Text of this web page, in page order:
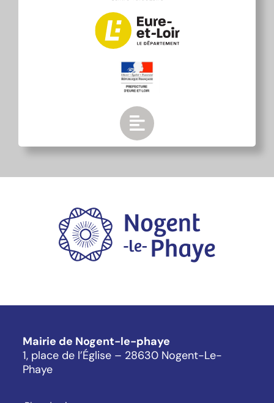
Mairie de Nogent-le-phaye
1, place de l’Église – 28630 Nogent-Le-
Phaye